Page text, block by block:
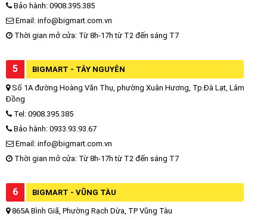
Bảo hành: 0908.395.385
Email: info@bigmart.com.vn
Thời gian mở cửa: Từ 8h-17h từ T2 đến sáng T7
5 BIGMART - TÂY NGUYÊN
Số 1A đường Hoàng Văn Thụ, phường Xuân Hương, Tp.Đà Lạt, Lâm
Đồng
Tel: 0908.395.385
Bảo hành: 0933.93.93.67
Email: info@bigmart.com.vn
Thời gian mở cửa: Từ 8h-17h từ T2 đến sáng T7
6 BIGMART - VŨNG TÀU
865A Bình Giã, Phường Rạch Dừa, TP Vũng Tàu